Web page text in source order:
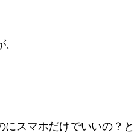
にスマホだけでいいの？と